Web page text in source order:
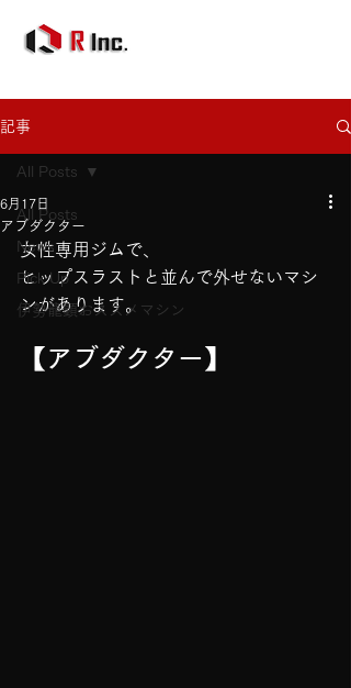
記事
All Posts
News
Pick Up
伊勢龍顕おススメマシン
All Posts
アブダクター
6月17日
女性専用ジムで、
ヒップスラストと並んで外せないマシ
ンがあります。
【アブダクター】